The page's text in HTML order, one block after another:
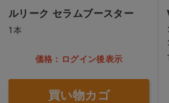
ルリーク セラムブースター
1本
価格：ログイン後表示
買い物カゴ